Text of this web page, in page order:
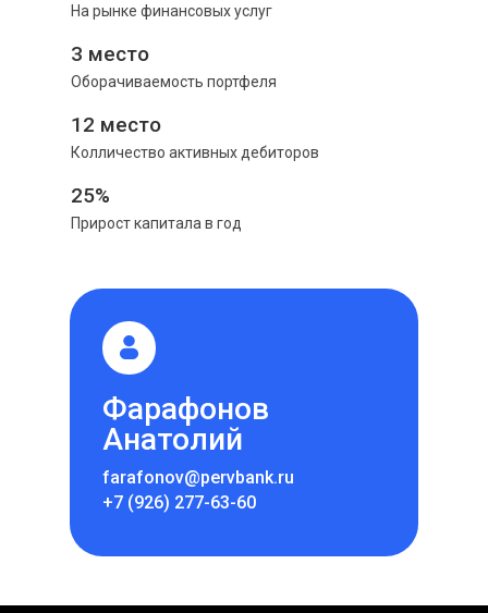
Оборачиваемость портфеля
Прирост капитала в год
На рынке финансовых услуг
Колличество активных дебиторов
12 место
3 место
25%
Фарафонов
Анатолий
farafonov@pervbank.ru
+7 (926) 277-63-60